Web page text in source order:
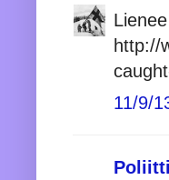
http://
11/9/